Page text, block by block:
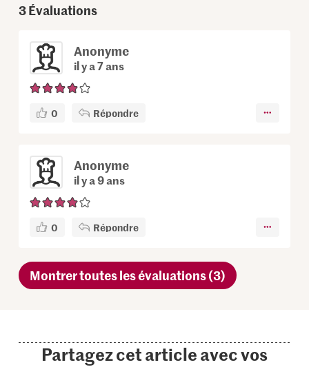
3Évaluations
Anonyme
il y a 7 ans
0 Répondre
Anonyme
il y a 9 ans
0 Répondre
Montrer toutes les évaluations (3)
Partagez cet article avec vos